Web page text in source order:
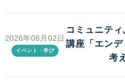
2026年06月02日
イベント・学び
コミュニテ
講座「エン
考